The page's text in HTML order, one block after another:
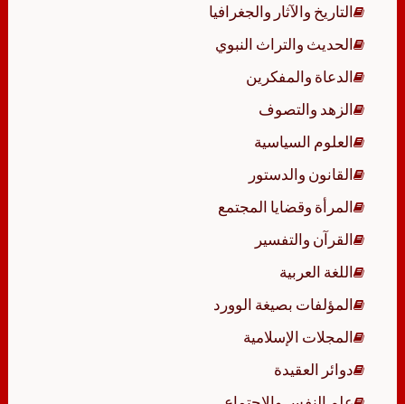
التاريخ والآثار والجغرافيا
الحديث والتراث النبوي
الدعاة والمفكرين
الزهد والتصوف
العلوم السياسية
القانون والدستور
المرأة وقضايا المجتمع
القرآن والتفسير
اللغة العربية
المؤلفات بصيغة الوورد
المجلات الإسلامية
دوائر العقيدة